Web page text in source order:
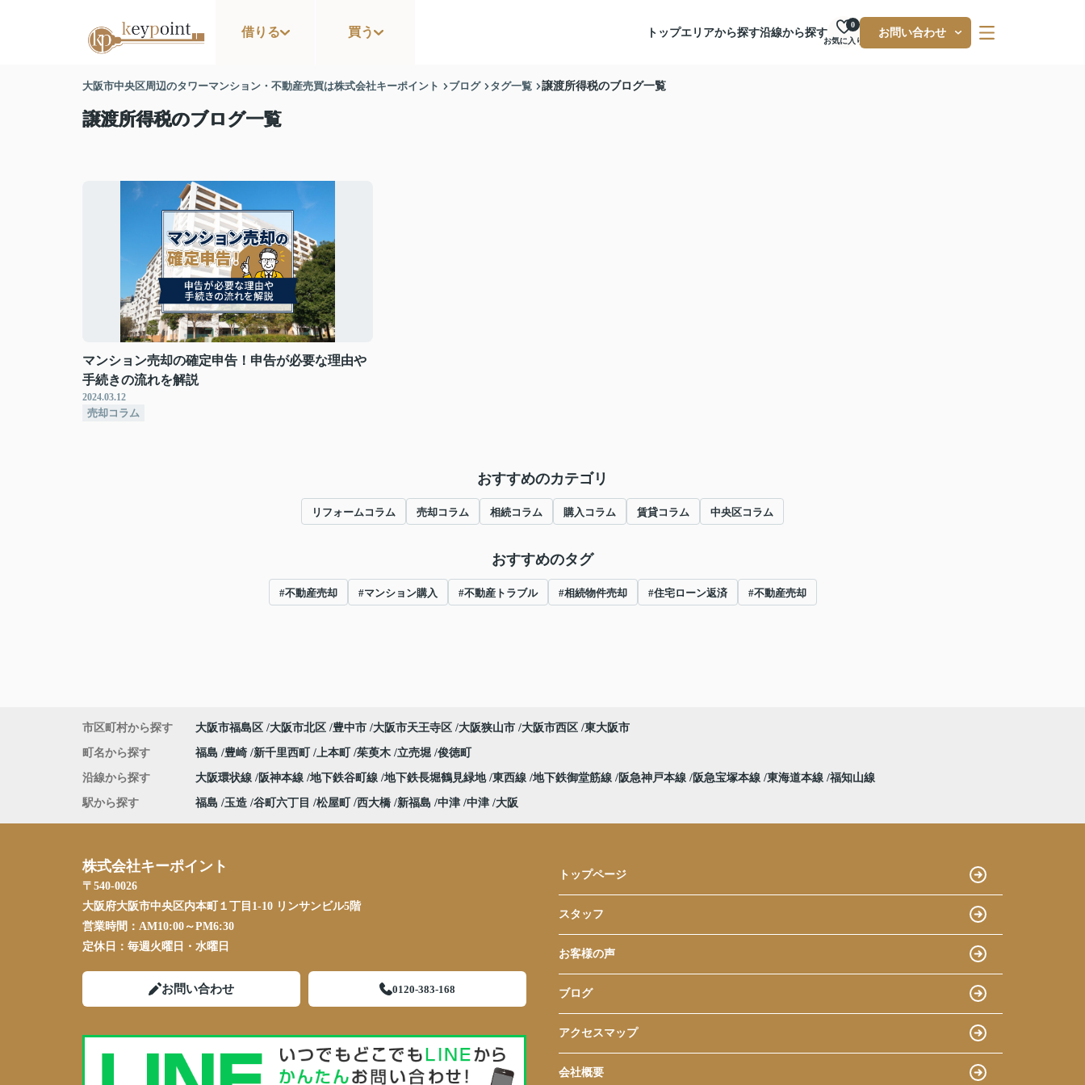
借りる 買う トップエリアから探す沿線から探す
お気に入り
0
お問い合わせ
大阪市中央区周辺のタワーマンション・不動産売買は株式会社キーポイント ブログ タグ一覧 譲渡所得税のブログ一覧
譲渡所得税のブログ一覧
マンション売却の確定申告！申告が必要な理由や
手続きの流れを解説
2024.03.12
売却コラム
おすすめのカテゴリ
リフォームコラム 売却コラム 相続コラム 購入コラム 賃貸コラム 中央区コラム
おすすめのタグ
#不動産売却 #マンション購入 #不動産トラブル #相続物件売却 #住宅ローン返済 #不動産売却
市区町村から探す 大阪市福島区 大阪市北区 豊中市 大阪市天王寺区 大阪狭山市 大阪市西区 東大阪市
町名から探す 福島 豊崎 新千里西町 上本町 茱萸木 立売堀 俊徳町
沿線から探す 大阪環状線 阪神本線 地下鉄谷町線 地下鉄長堀鶴見緑地 東西線 地下鉄御堂筋線 阪急神戸本線 阪急宝塚本線 東海道本線 福知山線
駅から探す 福島 玉造 谷町六丁目 松屋町 西大橋 新福島 中津 中津 大阪
株式会社キーポイント
〒540-0026
大阪府大阪市中央区内本町１丁目1-10 リンサンビル5階
営業時間： AM10:00～PM6:30
定休日： 毎週火曜日・水曜日
お問い合わせ 0120-383-168
トップページ
スタッフ
お客様の声
ブログ
アクセスマップ
会社概要